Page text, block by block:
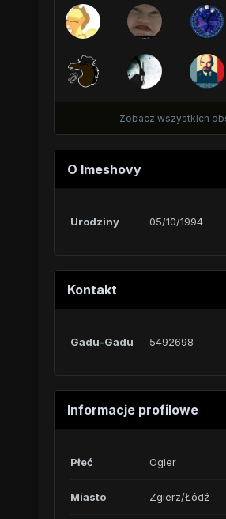
Zobacz wszystkich
O Imeshovy
Urodziny 05/10/1994
Kontakt
Gadu-Gadu 5492698
Informacje profilowe
Płeć Ogier
Miasto Zgierz/Łódź